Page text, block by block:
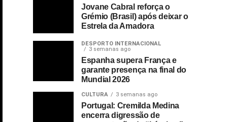
Jovane Cabral reforça o
Grémio (Brasil) após deixar o
Estrela da Amadora
DESPORTO INTERNACIONAL
3 semanas ago
Espanha supera França e
garante presença na final do
Mundial 2026
CULTURA 3 semanas ago
Portugal: Cremilda Medina
encerra digressão de